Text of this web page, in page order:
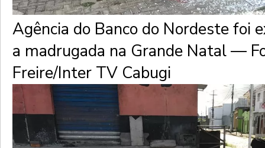
Agência do Banco do Nordeste foi
a madrugada na Grande Natal —
Freire/Inter TV Cabugi